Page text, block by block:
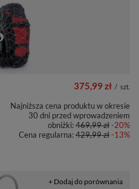
375,99 zł / szt.
Najniższa cena produktu w okresie
30 dni przed wprowadzeniem
obniżki:469,99 zł-20%
Cena regularna:429,99 zł-13%
+ Dodaj do porównania